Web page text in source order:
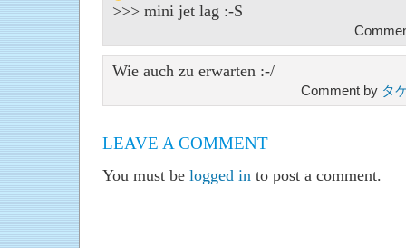
>>> mini jet lag :-S
Wie auch zu erwarten :-/
Comment by タ
LEAVE A COMMENT
You must be logged in to post a comment.